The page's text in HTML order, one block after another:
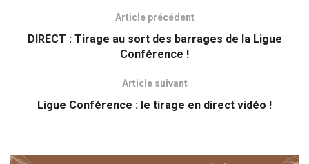
Article précédent
DIRECT : Tirage au sort des barrages de la Ligue
Conférence !
Article suivant
Ligue Conférence : le tirage en direct vidéo !